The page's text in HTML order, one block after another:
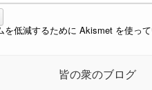
を低減するために Akismet を使って
皆の衆のブログ